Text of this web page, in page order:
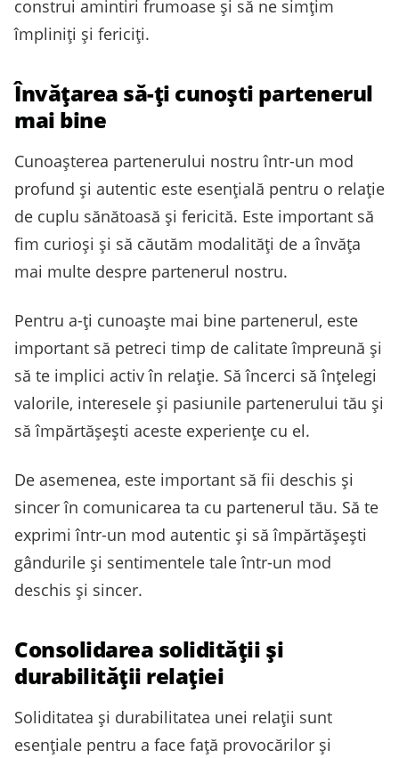
construi amintiri frumoase și să ne simțim
împliniți și fericiți.
Învățarea să-ți cunoști partenerul
mai bine
Cunoașterea partenerului nostru într-un mod
profund și autentic este esențială pentru o relație
de cuplu sănătoasă și fericită. Este important să
fim curioși și să căutăm modalități de a învăța
mai multe despre partenerul nostru.
Pentru a-ți cunoaște mai bine partenerul, este
important să petreci timp de calitate împreună și
să te implici activ în relație. Să încerci să înțelegi
valorile, interesele și pasiunile partenerului tău și
să împărtășești aceste experiențe cu el.
De asemenea, este important să fii deschis și
sincer în comunicarea ta cu partenerul tău. Să te
exprimi într-un mod autentic și să împărtășești
gândurile și sentimentele tale într-un mod
deschis și sincer.
Consolidarea solidității și
durabilității relației
Soliditatea și durabilitatea unei relații sunt
esențiale pentru a face față provocărilor și